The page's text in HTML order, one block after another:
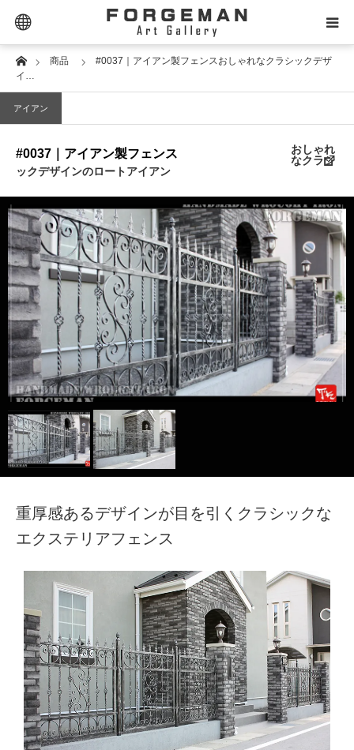
Home商品
#0037｜アイアン製フェンスおしゃれなクラシックデザ
イ…
アイアン
#0037｜アイアン製フェンス
おしゃれ
なクラシ
ックデザインのロートアイアン
重厚感あるデザインが目を引くクラシックな
エクステリアフェンス
SELECTOR｜セレクター
PRICE｜価格帯
DESIGN｜デザイン名
MATERIAL｜素材別
CONTACT｜お問合せ
TECH｜技術サイト